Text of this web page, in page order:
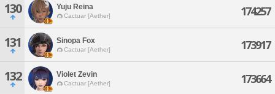
130 Yuju Reina
Cactuar [Aether] 174257
131 Sinopa Fox
Cactuar [Aether] 173917
132 Violet Zevin
Cactuar [Aether] 173664